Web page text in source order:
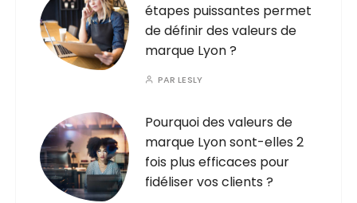
étapes puissantes permet
de définir des valeurs de
marque Lyon ?
PARLESLY
Pourquoi des valeurs de
marque Lyon sont-elles 2
fois plus efficaces pour
fidéliser vos clients ?